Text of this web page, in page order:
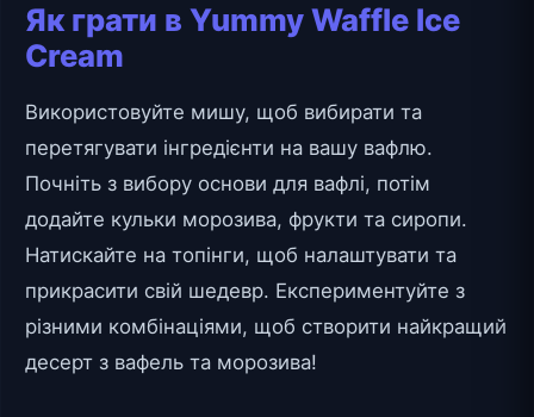
Як грати в Yummy Waffle Ice
Cream
Використовуйте мишу, щоб вибирати та
перетягувати інгредієнти на вашу вафлю.
Почніть з вибору основи для вафлі, потім
додайте кульки морозива, фрукти та сиропи.
Натискайте на топінги, щоб налаштувати та
прикрасити свій шедевр. Експериментуйте з
різними комбінаціями, щоб створити найкращий
десерт з вафель та морозива!